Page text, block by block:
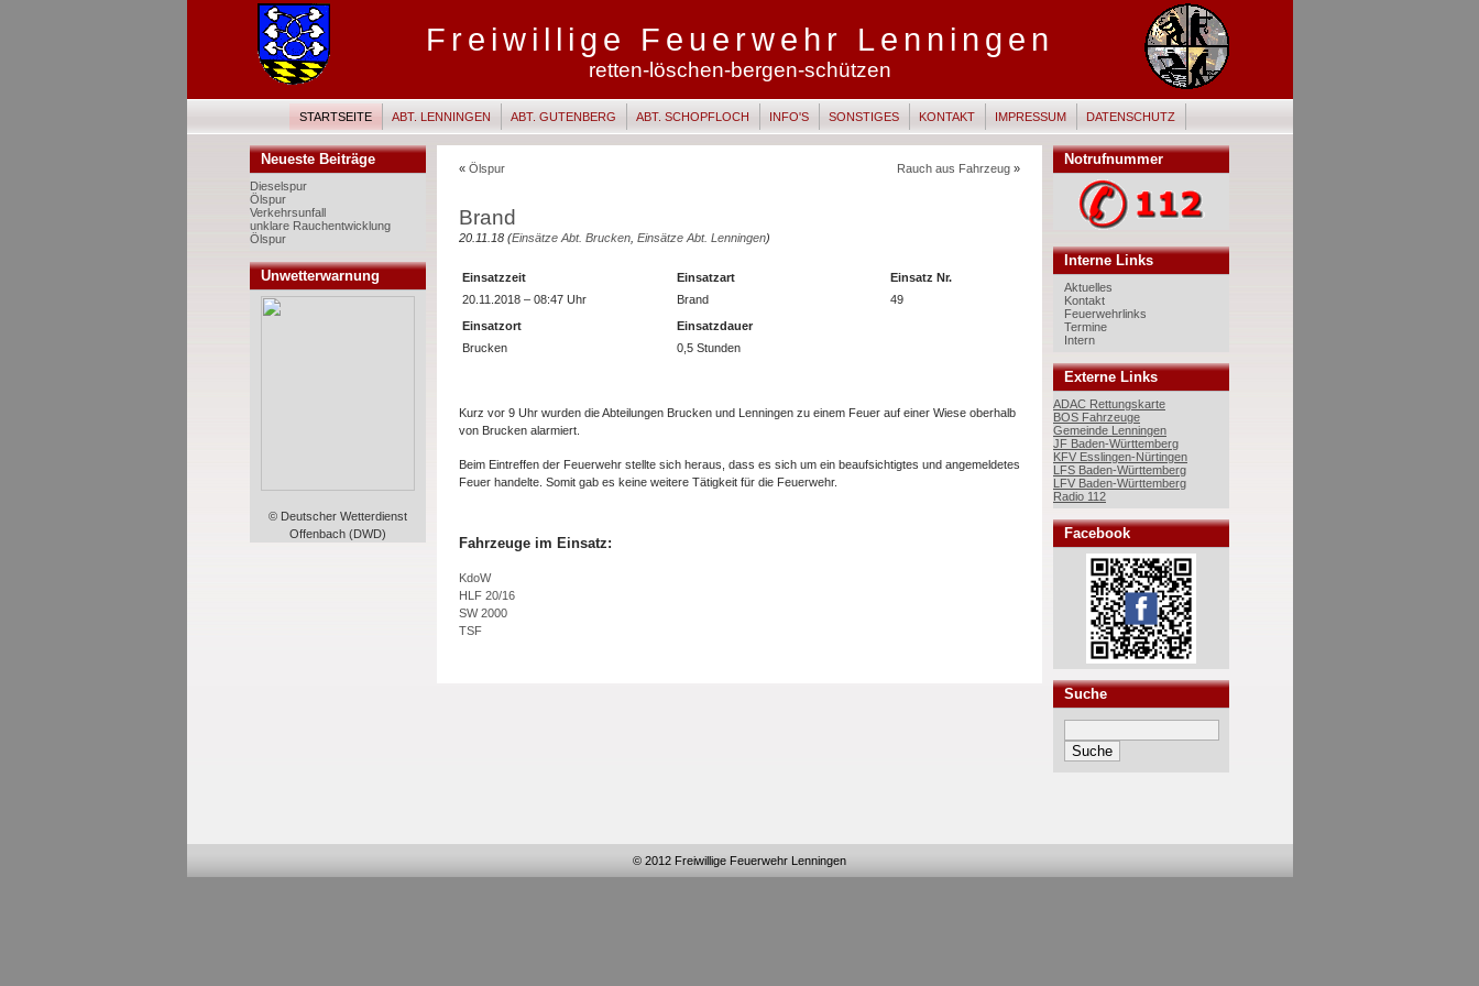
Freiwillige Feuerwehr Lenningen
retten-löschen-bergen-schützen
STARTSEITE ABT. LENNINGEN ABT. GUTENBERG ABT. SCHOPFLOCH INFO'S SONSTIGES KONTAKT IMPRESSUM DATENSCHUTZ
Neueste Beiträge
Dieselspur
Ölspur
Verkehrsunfall
unklare Rauchentwicklung
Ölspur
Unwetterwarnung
© Deutscher Wetterdienst
Offenbach (DWD)
Notrufnummer
Interne Links
Aktuelles
Kontakt
Feuerwehrlinks
Termine
Intern
Externe Links
ADAC Rettungskarte
BOS Fahrzeuge
Gemeinde Lenningen
JF Baden-Württemberg
KFV Esslingen-Nürtingen
LFS Baden-Württemberg
LFV Baden-Württemberg
Radio 112
Facebook
Suche
« Ölspur Rauch aus Fahrzeug »
Brand
20.11.18 (Einsätze Abt. Brucken Einsätze Abt. Lenningen)
Einsatzzeit
20.11.2018 – 08:47 Uhr
Einsatzart
Brand
Einsatz Nr.
49
Einsatzort
Brucken
Einsatzdauer
0,5 Stunden
Kurz vor 9 Uhr wurden die Abteilungen Brucken und Lenningen zu einem Feuer auf einer Wiese oberhalb
von Brucken alarmiert.
Beim Eintreffen der Feuerwehr stellte sich heraus, dass es sich um ein beaufsichtigtes und angemeldetes
Feuer handelte. Somit gab es keine weitere Tätigkeit für die Feuerwehr.
Fahrzeuge im Einsatz:
KdoW
HLF 20/16
SW 2000
TSF
© 2012 Freiwillige Feuerwehr Lenningen